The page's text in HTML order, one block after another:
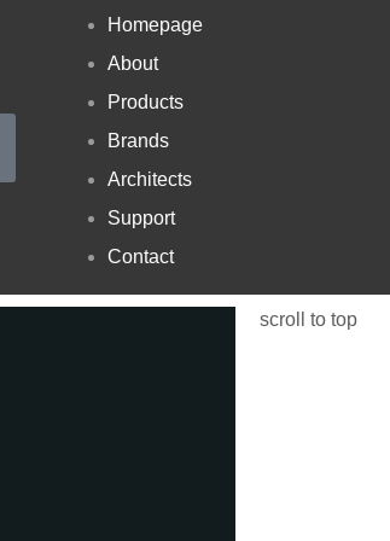
Homepage
About
Products
Brands
Architects
Support
Contact
scroll to top